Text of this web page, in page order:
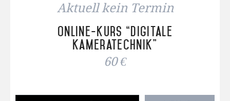
Aktuell kein Termin
Online-Kurs “Digitale
Kameratechnik”
60 €